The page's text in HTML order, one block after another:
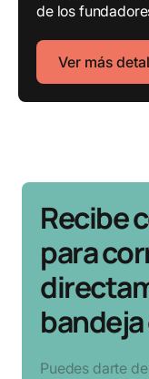
de los
Ver más
Recibe
para
Puedes darte